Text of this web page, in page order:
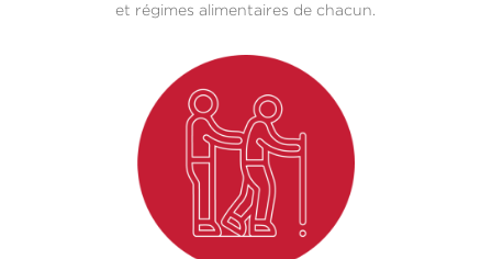
et régimes alimentaires de chacun.